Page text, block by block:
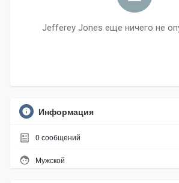
Jefferey Jones еще ничего не
Информация
0 сообщений
Мужской